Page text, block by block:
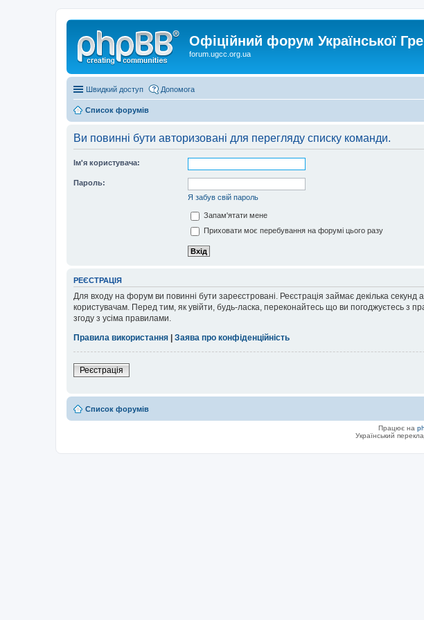
Офіційний форум Української
forum.ugcc.org.ua
Швидкий доступ Допомога
Список форумів
Ви повинні бути авторизовані для перегляду списку команди.
Ім'я користувача:
Пароль:
Я забув свій пароль
Запам'ятати мене
Приховати моє перебування на форумі цього разу
РЕЄСТРАЦІЯ
Для входу на форум ви повинні бути зареєстровані. Реєстрація займає декілька
користувачам. Перед тим, як увійти, будь-ласка, переконайтесь що ви погоджуєтесь
згоду з усіма правилами.
Правила використання
Заява про конфіденційність
Реєстрація
Список форумів
Працює на
Український